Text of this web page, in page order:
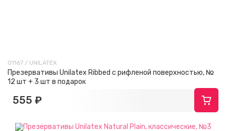
01167 / UNILATEX
Презервативы Unilatex Ribbed с рифленой поверхностью, №
12 шт + 3 шт в подарок
555 ₽